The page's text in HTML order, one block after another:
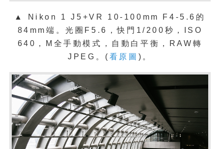
▲ Nikon 1 J5+VR 10-100mm F4-5.6的
84mm端。光圈F5.6，快門1/200秒，ISO
640，M全手動模式，自動白平衡，RAW轉
JPEG。( 看原圖 )。